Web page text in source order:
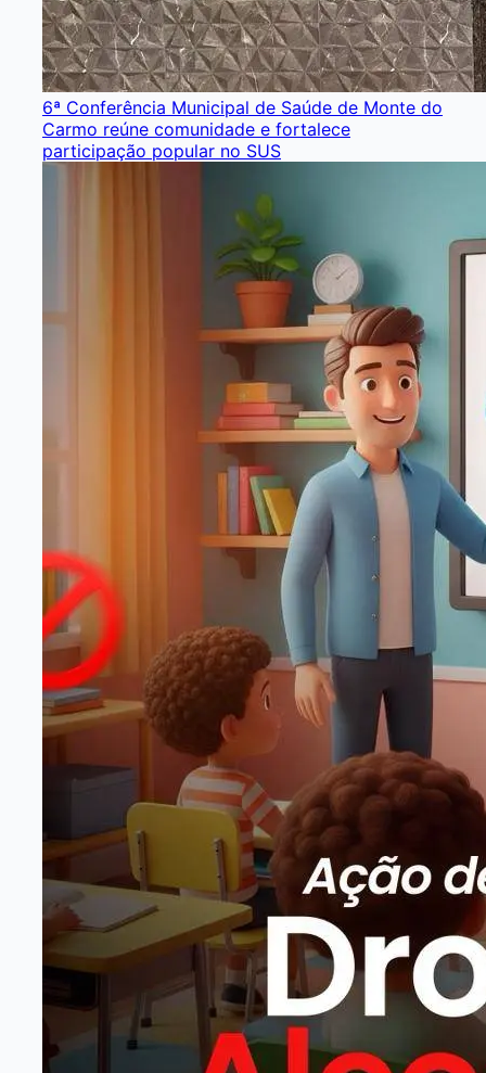
6ª Conferência Municipal de Saúde de Monte do
Carmo reúne comunidade e fortalece
participação popular no SUS